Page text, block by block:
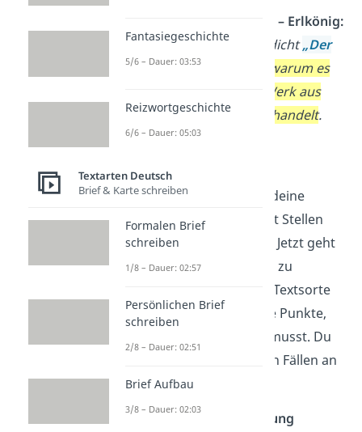
Interpretation Beispiel – Erlkönig:
Analysiere Goethes Gedicht„Der
Erlkönig“und
erkläre, warum es
sich um ein typisches Werk aus
dem Sturm und Drang handelt.
Interpretation
Anschließend sollst du deine
Deutungshypothese mit Stellen
aus dem Werk belegen. Jetzt geht
es also darum, den Text zu
. Je nach Textsorte
gibt es unterschiedliche Punkte,
die du dabei beachten musst. Du
kannst dich aber in allen Fällen an
dieses Schema halten:
Inhaltliche Gestaltung
Fantasiegeschichte
5/6 – Dauer: 03:53
Reizwortgeschichte
6/6 – Dauer: 05:03
Textarten Deutsch
Brief & Karte schreiben
Formalen Brief
schreiben
1/8 – Dauer: 02:57
Persönlichen Brief
schreiben
2/8 – Dauer: 02:51
Brief Aufbau
3/8 – Dauer: 02:03